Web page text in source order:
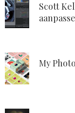
Scott
My